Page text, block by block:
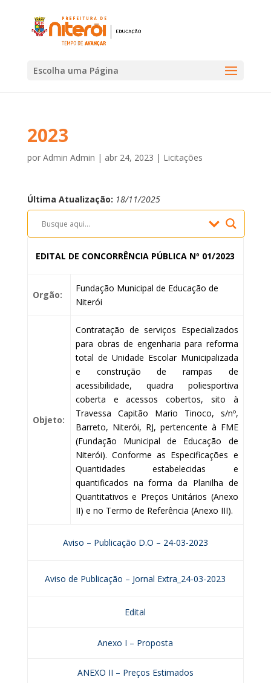
Escolha uma Página
2023
por Admin Admin | abr 24, 2023 | Licitações
Última Atualização: 18/11/2025
EDITAL DE CONCORRÊNCIA PÚBLICA Nº 01/2023
Orgão:
Fundação Municipal de Educação de
Niterói
Objeto:
Contratação de serviços Especializados
para obras de engenharia para reforma
total de Unidade Escolar Municipalizada
e construção de rampas de
acessibilidade, quadra poliesportiva
coberta e acessos cobertos, sito à
Travessa Capitão Mario Tinoco, s/nº,
Barreto, Niterói, RJ, pertencente à FME
(Fundação Municipal de Educação de
Niterói). Conforme as Especificações e
Quantidades estabelecidas e
quantificados na forma da Planilha de
Quantitativos e Preços Unitários (Anexo
II) e no Termo de Referência (Anexo III).
Aviso – Publicação D.O – 24-03-2023
Aviso de Publicação – Jornal Extra_24-03-2023
Edital
Anexo I – Proposta
ANEXO II – Preços Estimados